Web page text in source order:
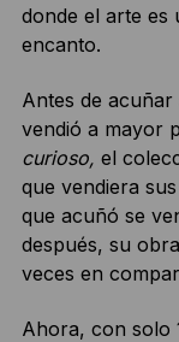
donde el arte es
encanto.
Antes de
vendió a mayor
curioso, el
que vendiera
que acuñó se
después, su
veces en
Ahora, con solo